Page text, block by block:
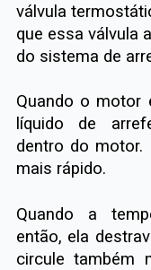
válvula
que essa válvula
do sistema de
Quando o motor
líquido de
dentro do motor.
mais rápido.
Quando a
então, ela
circule também